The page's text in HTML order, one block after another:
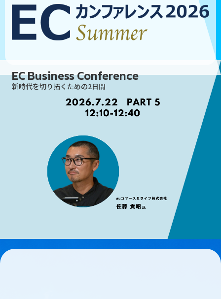
EC Business Conference
新時代を切り拓くための2日間